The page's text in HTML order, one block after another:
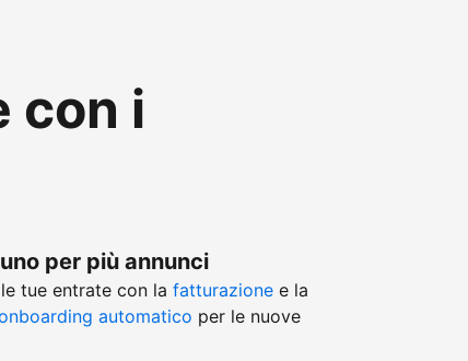
con i
per più annunci
tue entrate con la fatturazione e la
automatico per le nuove